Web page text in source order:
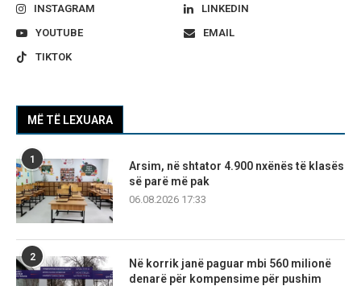
INSTAGRAM
LINKEDIN
YOUTUBE
EMAIL
TIKTOK
MË TË LEXUARA
1
Arsim, në shtator 4.900 nxënës të klasës
së parë më pak
06.08.2026 17:33
2
Në korrik janë paguar mbi 560 milionë
denarë për kompensime për pushim